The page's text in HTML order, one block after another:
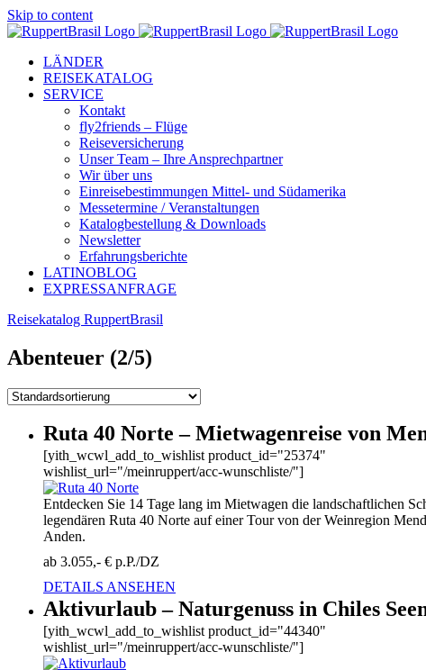
Skip to content
LÄNDER
REISEKATALOG
SERVICE
Kontakt
fly2friends – Flüge
Reiseversicherung
Unser Team – Ihre Ansprechpartner
Wir über uns
Einreisebestimmungen Mittel- und Südamerika
Messetermine / Veranstaltungen
Katalogbestellung & Downloads
Newsletter
Erfahrungsberichte
LATINOBLOG
EXPRESSANFRAGE
Reisekatalog RuppertBrasil
Abenteuer (2/5)
Ruta 40 Norte – Mietwagenreise von
[yith_wcwl_add_to_wishlist product_id="25374"
wishlist_url="/meinruppert/acc-wunschliste/"]
Entdecken Sie 14 Tage lang im Mietwagen die landschaftlichen
legendären Ruta 40 Norte auf einer Tour von der Weinregion
Anden.
ab 3.055,- € p.P./DZ
DETAILS ANSEHEN
Aktivurlaub – Naturgenuss in Chiles
[yith_wcwl_add_to_wishlist product_id="44340"
wishlist_url="/meinruppert/acc-wunschliste/"]